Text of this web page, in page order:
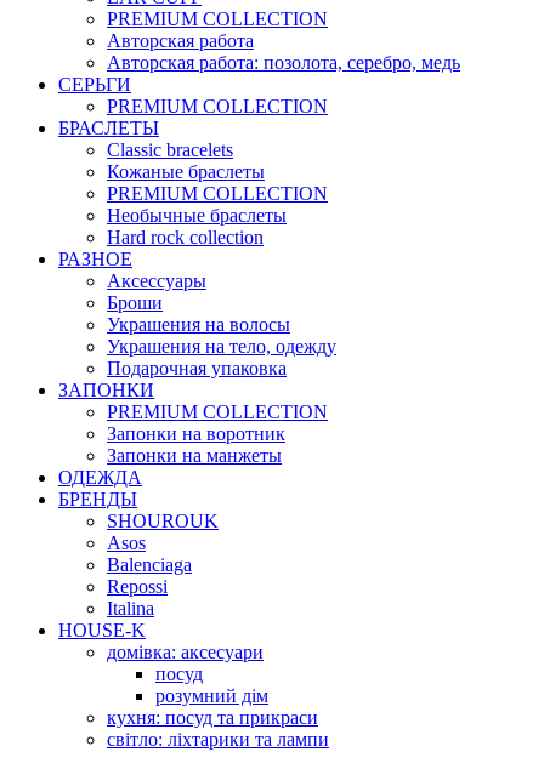
PREMIUM COLLECTION
Авторская работа
Авторская работа: позолота, серебро, медь
СЕРЬГИ
PREMIUM COLLECTION
БРАСЛЕТЫ
Classic bracelets
Кожаные браслеты
PREMIUM COLLECTION
Необычные браслеты
Hard rock collection
РАЗНОЕ
Аксессуары
Броши
Украшения на волосы
Украшения на тело, одежду
Подарочная упаковка
ЗАПОНКИ
PREMIUM COLLECTION
Запонки на воротник
Запонки на манжеты
ОДЕЖДА
БРЕНДЫ
SHOUROUK
Asos
Balenciaga
Repossi
Italina
HOUSE-K
домівка: аксесуари
посуд
розумний дім
кухня: посуд та прикраси
світло: ліхтарики та лампи